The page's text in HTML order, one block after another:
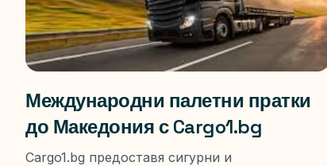
Международни палетни пратки
до Македония с Cargo1.bg
Cargo1.bg предоставя сигурни и